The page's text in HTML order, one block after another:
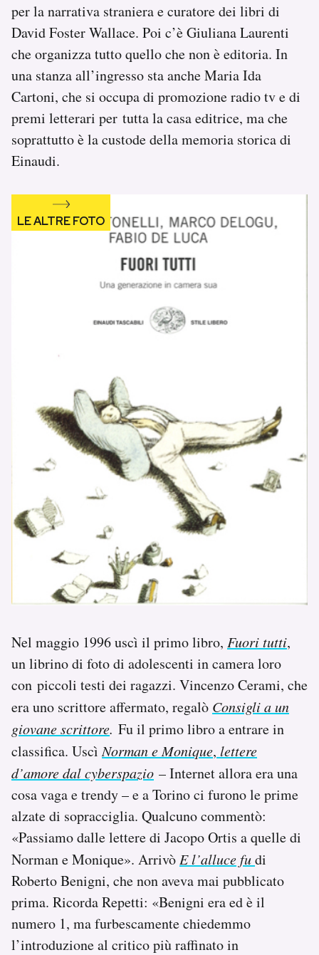
per la narrativa straniera e curatore dei libri di
David Foster Wallace. Poi c’è Giuliana Laurenti
che organizza tutto quello che non è editoria. In
una stanza all’ingresso sta anche Maria Ida
Cartoni, che si occupa di promozione radio tv e di
premi letterari per tutta la casa editrice, ma che
soprattutto è la custode della memoria storica di
Einaudi.
Nel maggio 1996 uscì il primo libro, Fuori tutti,
un librino di foto di adolescenti in camera loro
con piccoli testi dei ragazzi. Vincenzo Cerami, che
era uno scrittore affermato, regalò Consigli a un
giovane scrittore. Fu il primo libro a entrare in
classifica. UscìNorman e Monique, lettere
d’amore dal cyberspazio – Internet allora era una
cosa vaga e trendy – e a Torino ci furono le prime
alzate di sopracciglia. Qualcuno commentò:
«Passiamo dalle lettere di Jacopo Ortis a quelle di
Norman e Monique». Arrivò E l’alluce fudi
Roberto Benigni, che non aveva mai pubblicato
prima. Ricorda Repetti: «Benigni era ed è il
numero 1, ma furbescamente chiedemmo
l’introduzione al critico più raffinato in